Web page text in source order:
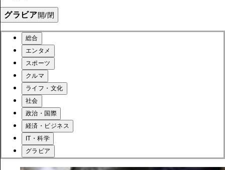
グラビア開/閉
総合
エンタメ
スポーツ
クルマ
ライフ・文化
社会
政治・国際
経済・ビジネス
IT・科学
グラビア